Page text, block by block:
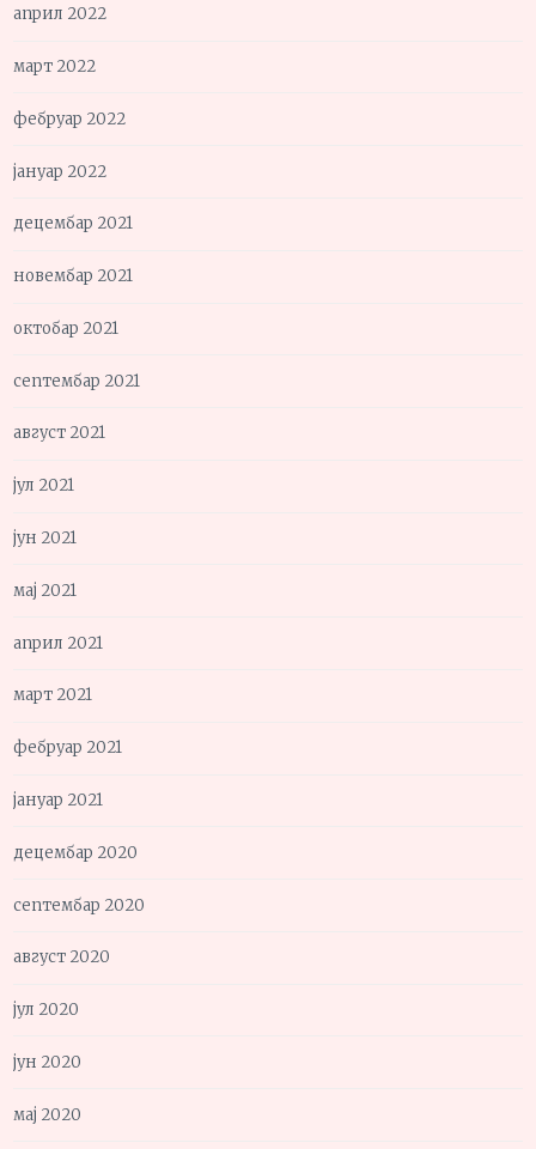
април 2022
март 2022
фебруар 2022
јануар 2022
децембар 2021
новембар 2021
октобар 2021
септембар 2021
август 2021
јул 2021
јун 2021
мај 2021
април 2021
март 2021
фебруар 2021
јануар 2021
децембар 2020
септембар 2020
август 2020
јул 2020
јун 2020
мај 2020